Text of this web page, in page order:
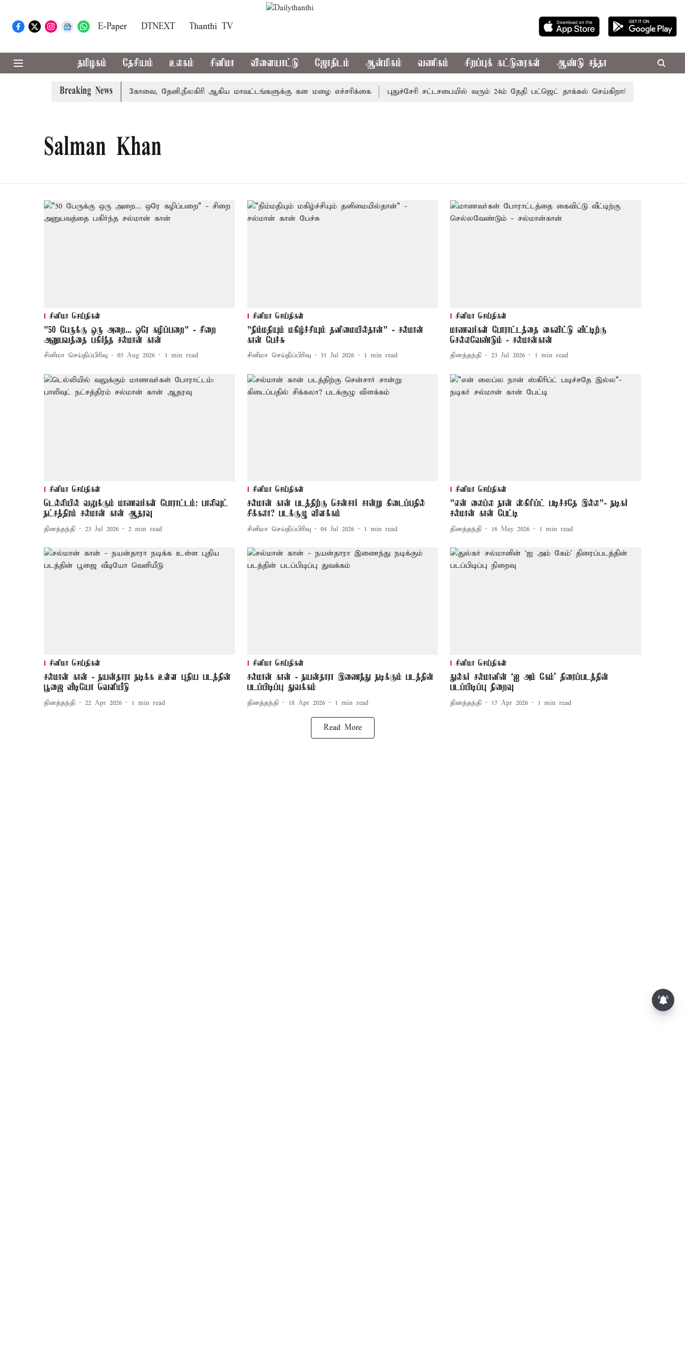
E-Paper DTNEXT Thanthi TV
தமிழகம் தேசியம் உலகம் சினிமா விளையாட்டு ஜோதிடம் ஆன்மிகம் வணிகம் சிறப்புக் கட்டுரைகள் ஆண்டு சந்தா
Breaking News
வாபஸ் பெற்றார் சங்கீதா கோவை, தேனி,நீலகிரி ஆகிய மாவட்டங்களுக்கு கன மழை எச்சரிக்கை புதுச்சேரி சட்டசபையில் வரும் 24ம் தேதி பட்ஜெட் தாக்கல் செய்கிறார் முதல்-அமைச்சர்
Salman Khan
சினிமா செய்திகள்
"50 பேருக்கு ஒரு அறை... ஒரே கழிப்பறை" - சிறை
அனுபவத்தை பகிர்ந்த சல்மான் கான்
சினிமா செய்திப்பிரிவு 03 Aug 2026 1 min read
சினிமா செய்திகள்
"நிம்மதியும் மகிழ்ச்சியும் தனிமையில்தான்" - சல்மான்
கான் பேச்சு
சினிமா செய்திப்பிரிவு 31 Jul 2026 1 min read
சினிமா செய்திகள்
மாணவர்கள் போராட்டத்தை கைவிட்டு வீட்டிற்கு
செல்லவேண்டும் - சல்மான்கான்
தினத்தந்தி 23 Jul 2026 1 min read
சினிமா செய்திகள்
டெல்லியில் வலுக்கும் மாணவர்கள் போராட்டம்: பாலிவுட்
நட்சத்திரம் சல்மான் கான் ஆதரவு
தினத்தந்தி 23 Jul 2026 2 min read
சினிமா செய்திகள்
சல்மான் கான் படத்திற்கு சென்சார் சான்று கிடைப்பதில்
சிக்கலா? படக்குழு விளக்கம்
சினிமா செய்திப்பிரிவு 04 Jul 2026 1 min read
சினிமா செய்திகள்
"என் லைப்ல நான் ஸ்கிரிப்ட் படிச்சதே இல்ல"- நடிகர்
சல்மான் கான் பேட்டி
தினத்தந்தி 16 May 2026 1 min read
சினிமா செய்திகள்
சல்மான் கான் - நயன்தாரா நடிக்க உள்ள புதிய படத்தின்
பூஜை வீடியோ வெளியீடு
தினத்தந்தி 22 Apr 2026 1 min read
சினிமா செய்திகள்
சல்மான் கான் - நயன்தாரா இணைந்து நடிக்கும் படத்தின்
படப்பிடிப்பு துவக்கம்
தினத்தந்தி 18 Apr 2026 1 min read
சினிமா செய்திகள்
துல்கர் சல்மானின் `ஐ அம் கேம்' திரைப்படத்தின்
படப்பிடிப்பு நிறைவு
தினத்தந்தி 17 Apr 2026 1 min read
Read More